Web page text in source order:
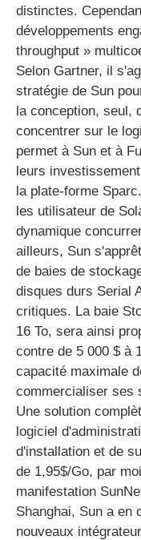
distinctes.
développements
throughput »
Selon Gartner, il
stratégie de Sun
la conception, seul,
concentrer sur le
permet à Sun et à
leurs
la plate-forme
les utilisateur de
dynamique
ailleurs, Sun
de baies de
disques durs Serial
critiques. La baie
16 To, sera ainsi
contre de 5 000 $ à
capacité maximale
commercialiser ses
Une solution
logiciel
d'installation et de
de 1,95$/Go, par
manifestation
Shanghai, Sun a en
nouveaux